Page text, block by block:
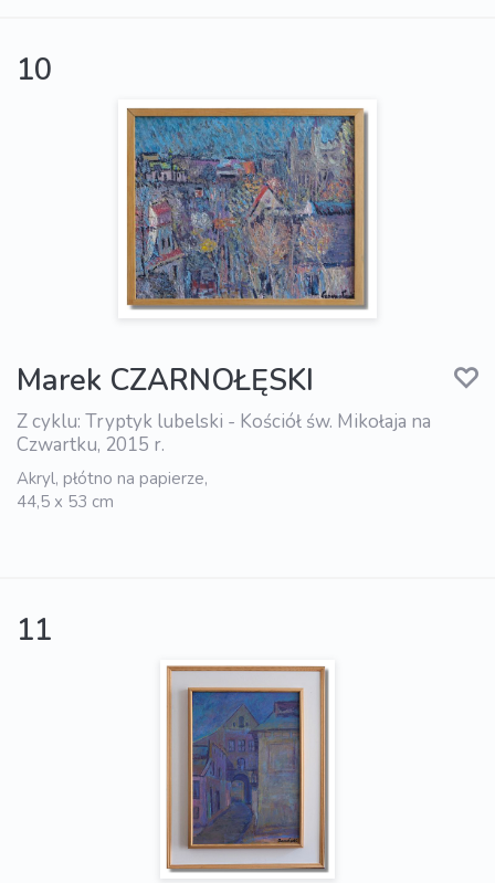
10
Marek CZARNOŁĘSKI
Z cyklu: Tryptyk lubelski - Kościół św. Mikołaja na
Czwartku, 2015 r.
Akryl, płótno na papierze,
44,5 x 53 cm
11